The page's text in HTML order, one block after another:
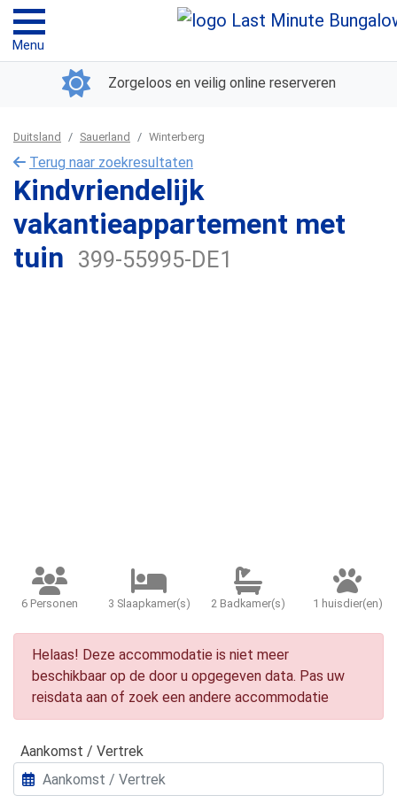
Menu
Zorgeloos en veilig online reserveren
Duitsland Sauerland Winterberg
Terug naar zoekresultaten
Kindvriendelijk
vakantieappartement met
tuin 399-55995-DE1
6 Personen 3 Slaapkamer(s) 2 Badkamer(s) 1 huisdier(en)
Helaas! Deze accommodatie is niet meer
beschikbaar op de door u opgegeven data. Pas uw
reisdata aan of zoek een andere accommodatie
Aankomst / Vertrek